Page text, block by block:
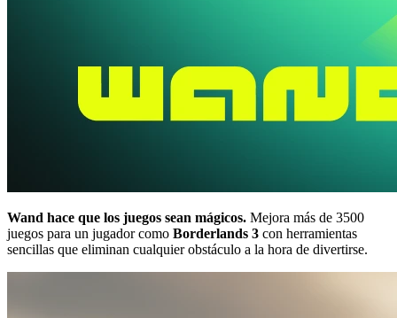
Wand hace que los juegos sean mágicos. Mejora más de 3500
juegos para un jugador como Borderlands 3 con herramientas
sencillas que eliminan cualquier obstáculo a la hora de divertirse.